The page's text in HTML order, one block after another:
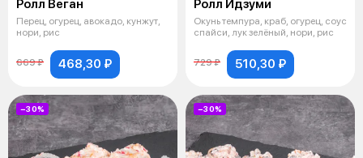
Ролл Веган
Перец, огурец, авокадо, кунжут,
нори, рис
669 ₽ 468,30 ₽
Ролл Идзуми
Окунь темпура, краб, огурец, соус
спайси, лук зелёный, нори, рис
729 ₽ 510,30 ₽
−30% −30%